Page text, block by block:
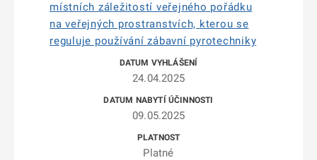
místních záležitostí veřejného pořádku
na veřejných prostranstvích, kterou se
reguluje používání zábavní pyrotechniky
24.04.2025
09.05.2025
Platné